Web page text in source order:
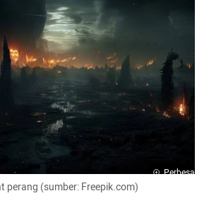
Perbesar
perang (sumber: Freepik.com)